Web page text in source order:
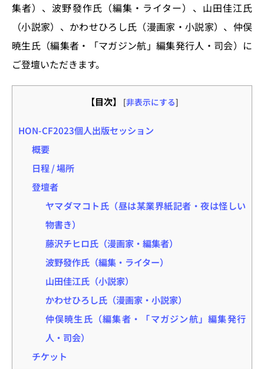
集者）、波野發作氏（編集・ライター）、山田佳江氏
（小説家）、かわせひろし氏（漫画家・小説家）、仲俣
暁生氏（編集者・「マガジン航」編集発行人・司会）に
ご登壇いただきます。
【目次】 [非表示にする]
HON-CF2023個人出版セッション
概要
日程 / 場所
登壇者
ヤマダマコト氏（昼は某業界紙記者・夜は怪しい
物書き）
藤沢チヒロ氏（漫画家・編集者）
波野發作氏（編集・ライター）
山田佳江氏（小説家）
かわせひろし氏（漫画家・小説家）
仲俣暁生氏（編集者・「マガジン航」編集発行
人・司会）
チケット